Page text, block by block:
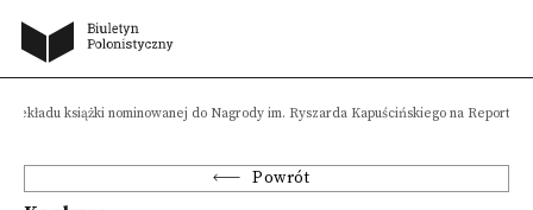
książki nominowanej do Nagrody im. Ryszarda Kapuścińskiego na Reportaż
Powrót